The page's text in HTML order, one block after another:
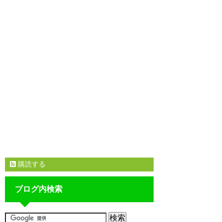
購読する
ブログ内検索